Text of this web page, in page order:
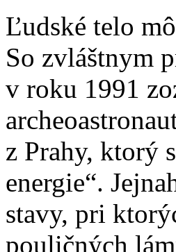
Ľudské telo
So zvláštnym
v roku 1991
z Prahy, ktorý
energie“.
stavy, pri
pouličných